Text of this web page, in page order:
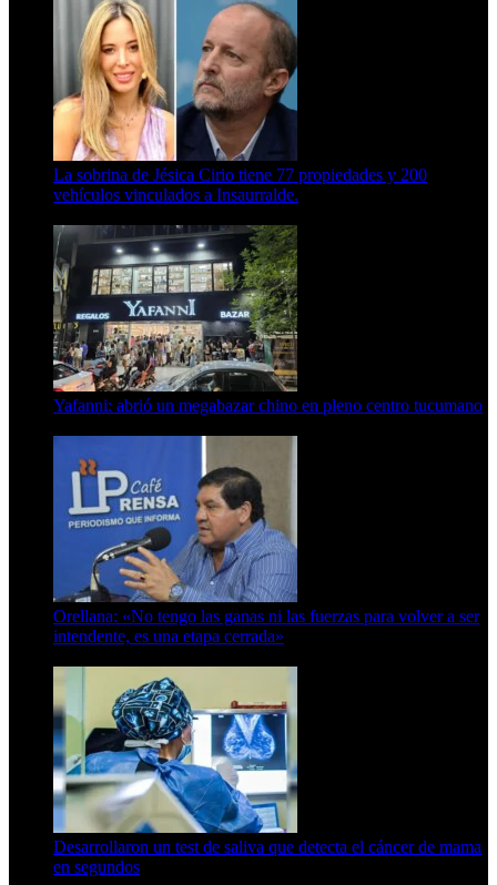
La sobrina de Jésica Cirio tiene 77 propiedades y 200
vehículos vinculados a Insaurralde.
Yafanni: abrió un megabazar chino en pleno centro tucumano
Orellana: «No tengo las ganas ni las fuerzas para volver a ser
intendente, es una etapa cerrada»
Desarrollaron un test de saliva que detecta el cáncer de mama
en segundos